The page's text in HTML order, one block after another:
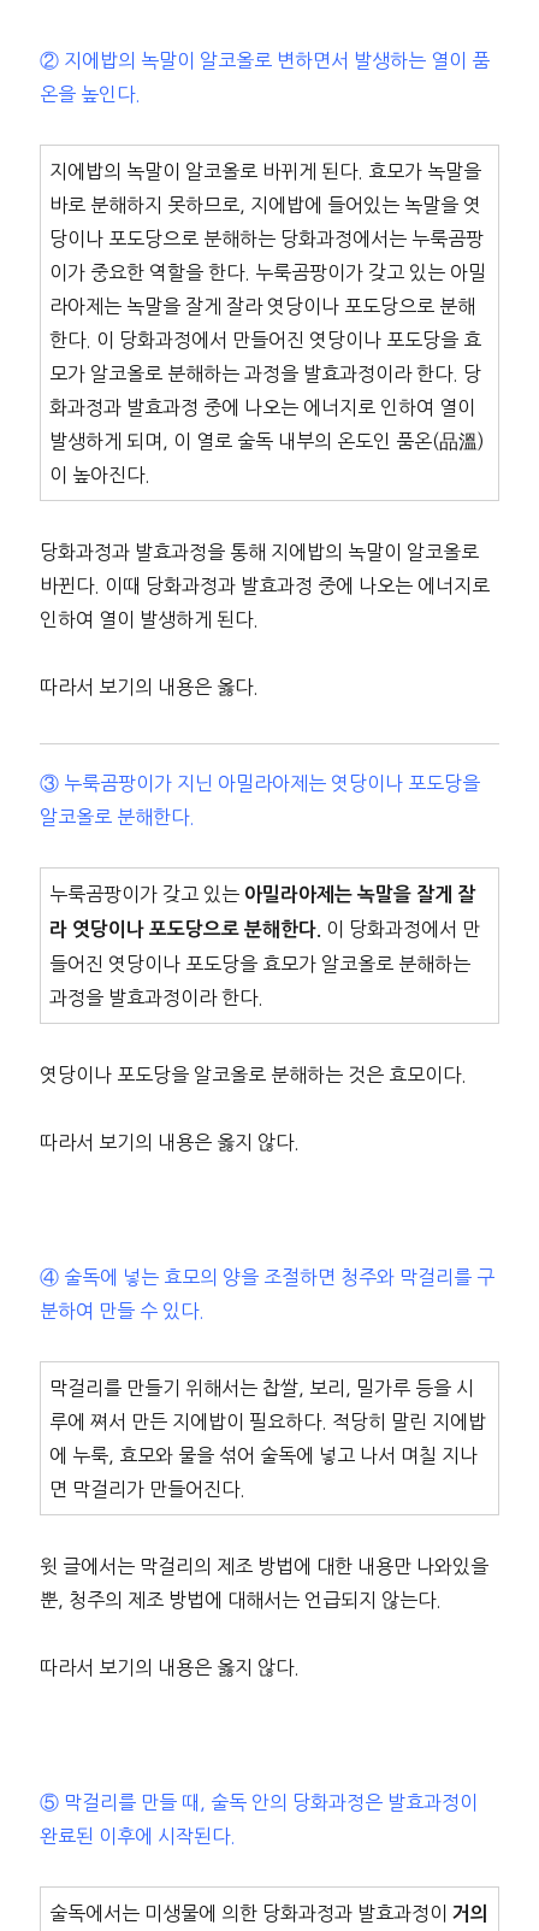
② 지에밥의 녹말이 알코올로 변하면서 발생하는 열이 품
온을 높인다.
지에밥의 녹말이 알코올로 바뀌게 된다. 효모가 녹말을
바로 분해하지 못하므로, 지에밥에 들어있는 녹말을 엿
당이나 포도당으로 분해하는 당화과정에서는 누룩곰팡
이가 중요한 역할을 한다. 누룩곰팡이가 갖고 있는 아밀
라아제는 녹말을 잘게 잘라 엿당이나 포도당으로 분해
한다. 이 당화과정에서 만들어진 엿당이나 포도당을 효
모가 알코올로 분해하는 과정을 발효과정이라 한다. 당
화과정과 발효과정 중에 나오는 에너지로 인하여 열이
발생하게 되며, 이 열로 술독 내부의 온도인 품온(品溫)
이 높아진다.
당화과정과 발효과정을 통해 지에밥의 녹말이 알코올로
바뀐다. 이때 당화과정과 발효과정 중에 나오는 에너지로
인하여 열이 발생하게 된다.
따라서 보기의 내용은 옳다.
③ 누룩곰팡이가 지닌 아밀라아제는 엿당이나 포도당을
알코올로 분해한다.
누룩곰팡이가 갖고 있는아밀라아제는 녹말을 잘게 잘
라 엿당이나 포도당으로 분해한다.
이 당화과정에서 만
들어진 엿당이나 포도당을 효모가 알코올로 분해하는
과정을 발효과정이라 한다.
엿당이나 포도당을 알코올로 분해하는 것은 효모이다.
따라서 보기의 내용은 옳지 않다.
④ 술독에 넣는 효모의 양을 조절하면 청주와 막걸리를 구
분하여 만들 수 있다.
막걸리를 만들기 위해서는 찹쌀, 보리, 밀가루 등을 시
루에 쪄서 만든 지에밥이 필요하다. 적당히 말린 지에밥
에 누룩, 효모와 물을 섞어 술독에 넣고 나서 며칠 지나
면 막걸리가 만들어진다.
윗 글에서는 막걸리의 제조 방법에 대한 내용만 나와있을
뿐, 청주의 제조 방법에 대해서는 언급되지 않는다.
따라서 보기의 내용은 옳지 않다.
⑤ 막걸리를 만들 때, 술독 안의 당화과정은 발효과정이
완료된 이후에 시작된다.
술독에서는 미생물에 의한 당화과정과 발효과정이 거의